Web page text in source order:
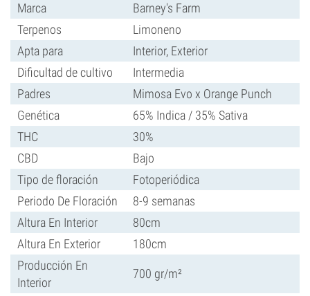
Marca
Barney's Farm
Terpenos
Limoneno
Apta para
Interior, Exterior
Dificultad de cultivo
Intermedia
Padres
Mimosa Evo x Orange Punch
Genética
65% Indica / 35% Sativa
THC
30%
CBD
Bajo
Tipo de floración
Fotoperiódica
Periodo De Floración
8-9 semanas
Altura En Interior
80cm
Altura En Exterior
180cm
Producción En
Interior
700 gr/m²